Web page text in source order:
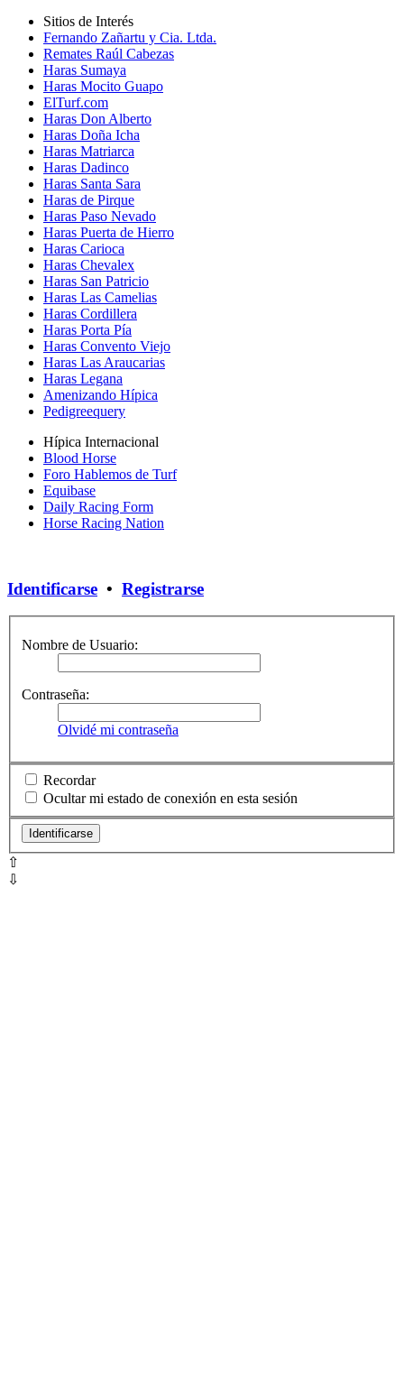
Sitios de Interés
Fernando Zañartu y Cia. Ltda.
Remates Raúl Cabezas
Haras Sumaya
Haras Mocito Guapo
ElTurf.com
Haras Don Alberto
Haras Doña Icha
Haras Matriarca
Haras Dadinco
Haras Santa Sara
Haras de Pirque
Haras Paso Nevado
Haras Puerta de Hierro
Haras Carioca
Haras Chevalex
Haras San Patricio
Haras Las Camelias
Haras Cordillera
Haras Porta Pía
Haras Convento Viejo
Haras Las Araucarias
Haras Legana
Amenizando Hípica
Pedigreequery
Hípica Internacional
Blood Horse
Foro Hablemos de Turf
Equibase
Daily Racing Form
Horse Racing Nation
Identificarse • Registrarse
Nombre de Usuario:
Contraseña:
Olvidé mi contraseña
Recordar
Ocultar mi estado de conexión en esta sesión
⇧
⇩